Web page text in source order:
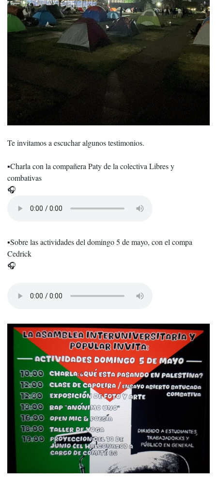
Te invitamos a escuchar algunos testimonios.
▪️Charla con la compañera Paty de la colectiva Libres y
combativas
🎧
▪️Sobre las actividades del domingo 5 de mayo, con el compa
Cedrick
🎧